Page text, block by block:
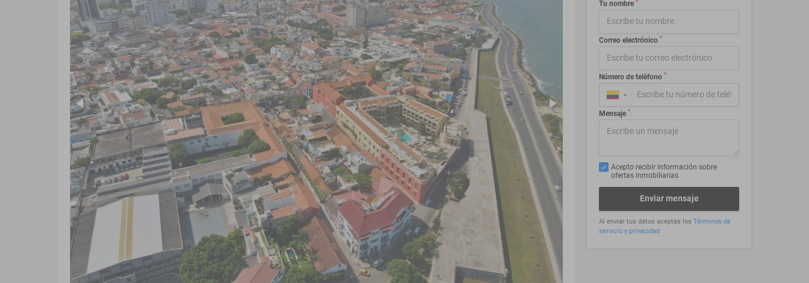
Tu nombre *
Correo electrónico *
Número de teléfono *
▼
Mensaje *
Acepto recibir información sobre
ofertas inmobiliarias
Enviar mensaje
Al enviar tus datos aceptas los Términos de
servicio y privacidad